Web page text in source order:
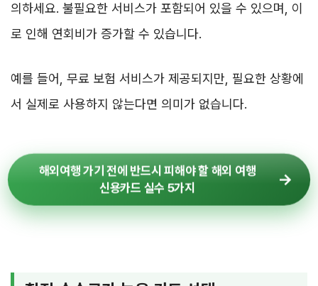
의하세요. 불필요한 서비스가 포함되어 있을 수 있으며, 이
로 인해 연회비가 증가할 수 있습니다.
예를 들어, 무료 보험 서비스가 제공되지만, 필요한 상황에
서 실제로 사용하지 않는다면 의미가 없습니다.
해외여행 가기 전에 반드시 피해야 할 해외 여행
신용카드 실수 5가지